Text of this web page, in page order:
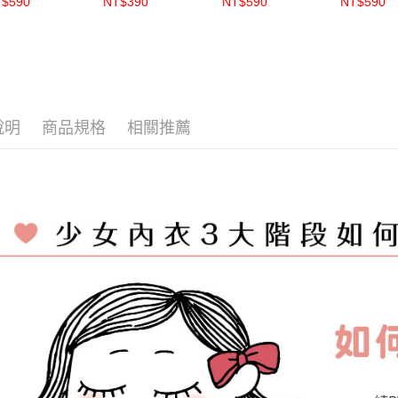
S5616】
【S5609】
【S56151】
【S5615
明 商品規格 相關推薦